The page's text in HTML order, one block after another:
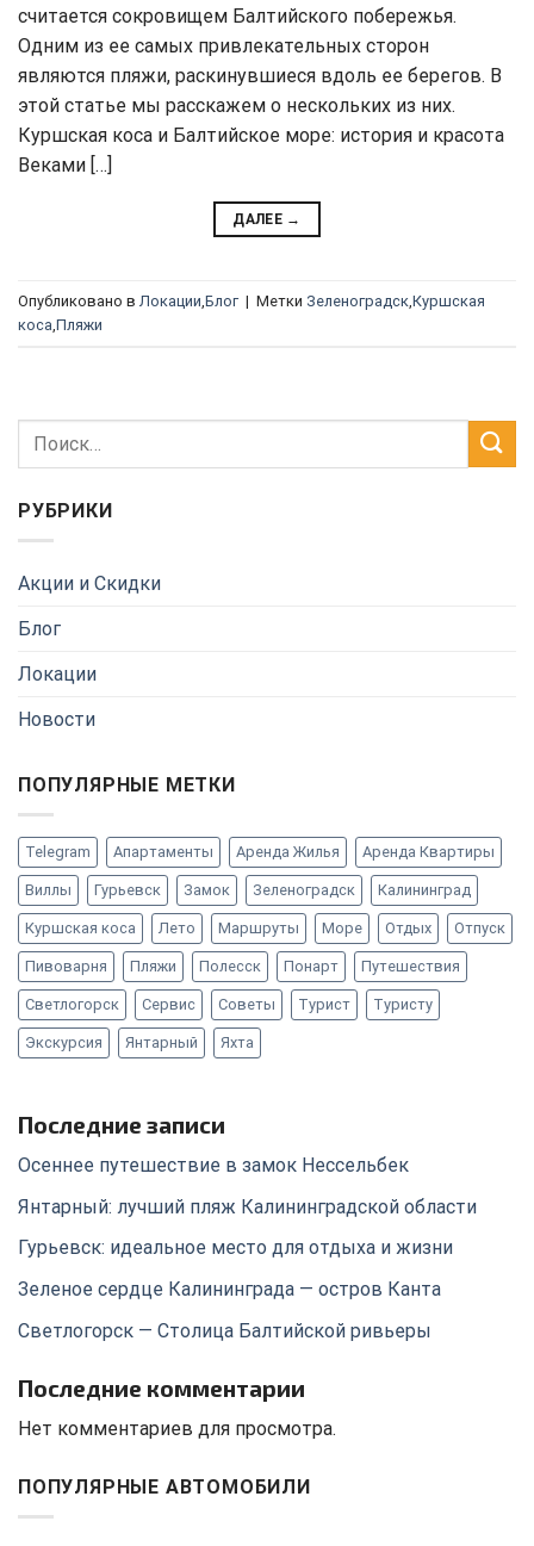
считается сокровищем Балтийского побережья.
Одним из ее самых привлекательных сторон
являются пляжи, раскинувшиеся вдоль ее берегов. В
этой статье мы расскажем о нескольких из них.
Куршская коса и Балтийское море: история и красота
Веками […]
ДАЛЕЕ →
Опубликовано в Локации Блог | Метки Зеленоградск Куршская
коса Пляжи
РУБРИКИ
Акции и Скидки
Блог
Локации
Новости
ПОПУЛЯРНЫЕ МЕТКИ
Telegram Апартаменты Аренда Жилья Аренда Квартиры
Виллы Гурьевск Замок Зеленоградск Калининград
Куршская коса Лето Маршруты Море Отдых Отпуск
Пивоварня Пляжи Полесск Понарт Путешествия
Светлогорск Сервис Советы Турист Туристу
Экскурсия Янтарный Яхта
Последние записи
Осеннее путешествие в замок Нессельбек
Янтарный: лучший пляж Калининградской области
Гурьевск: идеальное место для отдыха и жизни
Зеленое сердце Калининграда — остров Канта
Светлогорск — Столица Балтийской ривьеры
Последние комментарии
Нет комментариев для просмотра.
ПОПУЛЯРНЫЕ АВТОМОБИЛИ